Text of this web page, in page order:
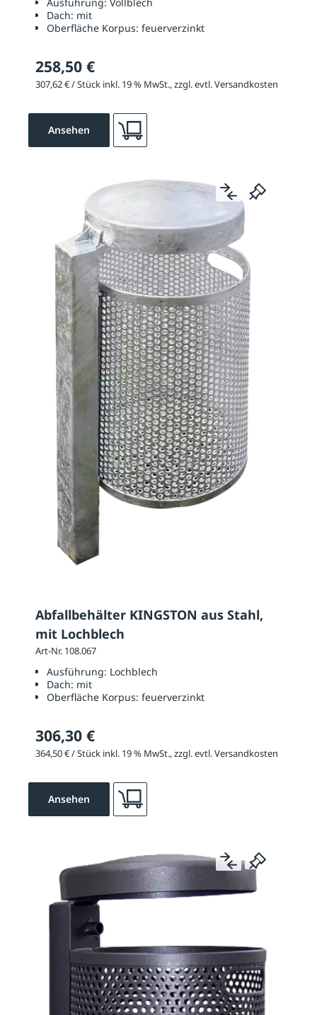
Dach: mit
Oberfläche Korpus: feuerverzinkt
258,50 €
307,62 € / Stück inkl. 19 % MwSt., zzgl. evtl. Versandkosten
Ansehen
Abfallbehälter KINGSTON aus Stahl,
mit Lochblech
Art-Nr. 108.067
Ausführung: Lochblech
Dach: mit
Oberfläche Korpus: feuerverzinkt
306,30 €
364,50 € / Stück inkl. 19 % MwSt., zzgl. evtl. Versandkosten
Ansehen